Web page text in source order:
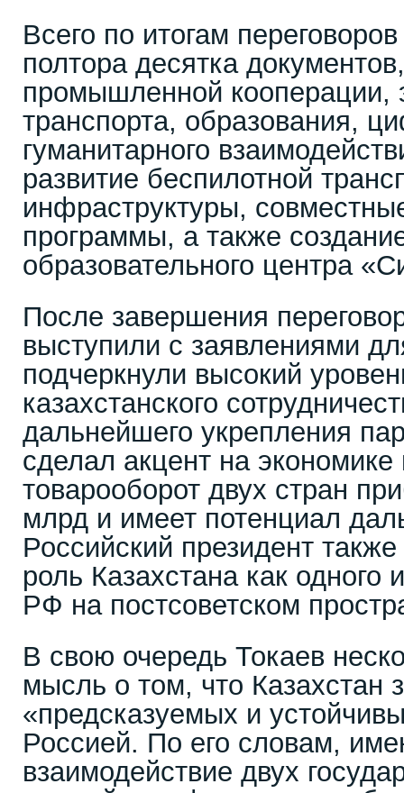
Всего по итогам
полтора десятка
промышленной кооперации,
транспорта, образования,
гуманитарного
развитие беспилотной
инфраструктуры,
программы, а также
образовательного центра
После завершения
выступили с заявлениями
подчеркнули высокий
казахстанского
дальнейшего укрепления
сделал акцент на экономике
товарооборот двух стран
млрд и имеет потенциал
Российский президент
роль Казахстана как одного
РФ на постсоветском
В свою очередь Токаев
мысль о том, что Казахстан
«предсказуемых и
Россией. По его словам,
взаимодействие двух